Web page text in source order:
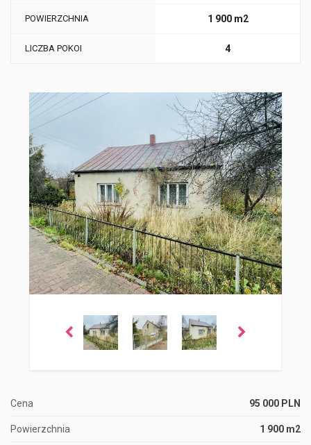
POWIERZCHNIA 1 900 m2
LICZBA POKOI 4
Cena 95 000 PLN
Powierzchnia 1 900 m2